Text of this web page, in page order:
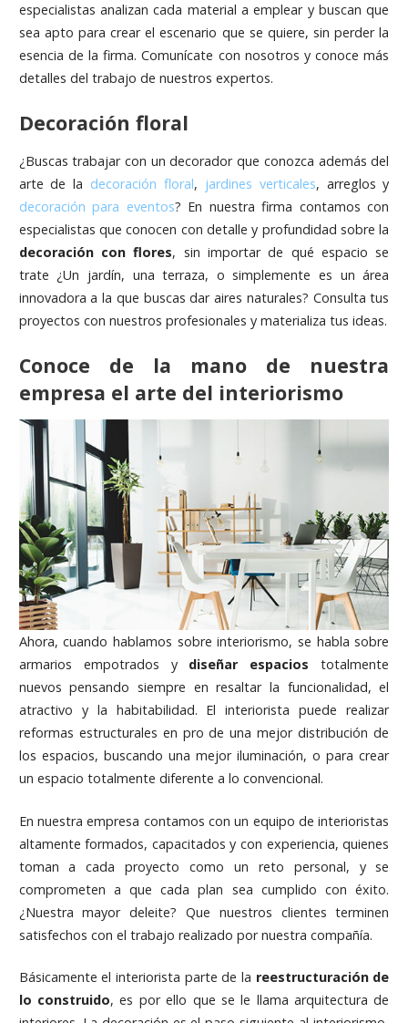
especialistas analizan cada material a emplear y buscan que
sea apto para crear el escenario que se quiere, sin perder la
esencia de la firma. Comunícate con nosotros y conoce más
detalles del trabajo de nuestros expertos.
Decoración floral
¿Buscas trabajar con un decorador que conozca además del
arte de la decoración floral, jardines verticales, arreglos y
decoración para eventos? En nuestra firma contamos con
especialistas que conocen con detalle y profundidad sobre la
decoración con flores, sin importar de qué espacio se
trate ¿Un jardín, una terraza, o simplemente es un área
innovadora a la que buscas dar aires naturales? Consulta tus
proyectos con nuestros profesionales y materializa tus ideas.
Conoce de la mano de nuestra
empresa el arte del interiorismo
Ahora, cuando hablamos sobre interiorismo, se habla sobre
armarios empotrados y diseñar espacios totalmente
nuevos pensando siempre en resaltar la funcionalidad, el
atractivo y la habitabilidad. El interiorista puede realizar
reformas estructurales en pro de una mejor distribución de
los espacios, buscando una mejor iluminación, o para crear
un espacio totalmente diferente a lo convencional.
En nuestra empresa contamos con un equipo de interioristas
altamente formados, capacitados y con experiencia, quienes
toman a cada proyecto como un reto personal, y se
comprometen a que cada plan sea cumplido con éxito.
¿Nuestra mayor deleite? Que nuestros clientes terminen
satisfechos con el trabajo realizado por nuestra compañía.
Básicamente el interiorista parte de la reestructuración de
lo construido, es por ello que se le llama arquitectura de